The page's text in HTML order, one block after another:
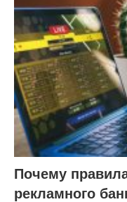
Почему
рекламного